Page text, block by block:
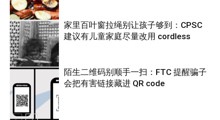
热点
热点
家里百叶窗拉绳别让孩子够到：CPSC
建议有儿童家庭尽量改用 cordless
陌生二维码别顺手一扫：FTC 提醒骗子
会把有害链接藏进 QR code